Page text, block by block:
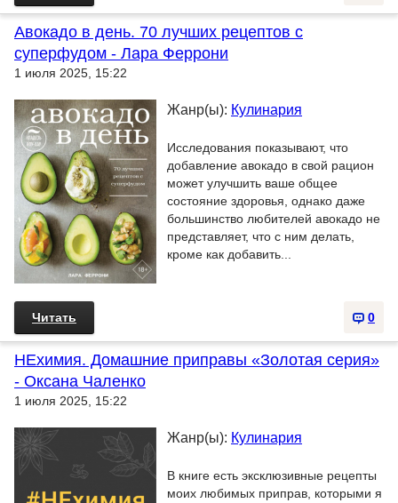
Авокадо в день. 70 лучших рецептов с
суперфудом - Лара Феррони
1 июля 2025, 15:22
Жанр(ы): Кулинария
Исследования показывают, что
добавление авокадо в свой рацион
может улучшить ваше общее
состояние здоровья, однако даже
большинство любителей авокадо не
представляет, что с ним делать,
кроме как добавить...
0
Читать
НЕхимия. Домашние приправы «Золотая серия»
- Оксана Чаленко
1 июля 2025, 15:22
Жанр(ы): Кулинария
В книге есть эксклюзивные рецепты
моих любимых приправ, которыми я